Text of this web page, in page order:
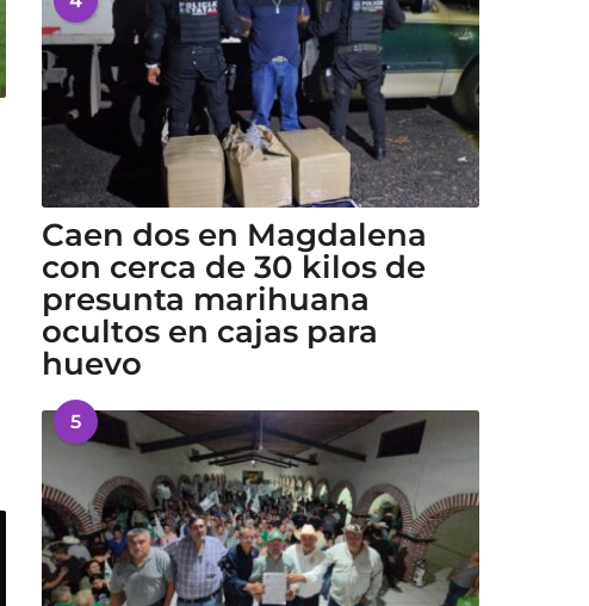
Caen dos en Magdalena
con cerca de 30 kilos de
presunta marihuana
ocultos en cajas para
huevo
5